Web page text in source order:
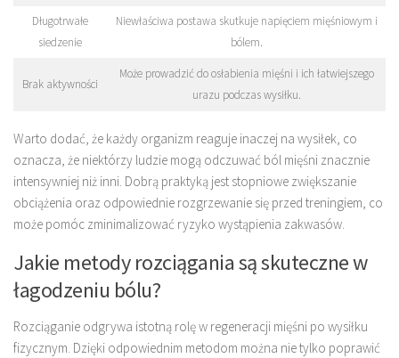
Długotrwałe
siedzenie
Niewłaściwa postawa skutkuje napięciem mięśniowym i
bólem.
Brak aktywności
Może prowadzić do osłabienia mięśni i ich łatwiejszego
urazu podczas wysiłku.
Warto dodać, że każdy organizm reaguje inaczej na wysiłek, co
oznacza, że niektórzy ludzie mogą odczuwać ból mięśni znacznie
intensywniej niż inni. Dobrą praktyką jest stopniowe zwiększanie
obciążenia oraz odpowiednie rozgrzewanie się przed treningiem, co
może pomóc zminimalizować ryzyko wystąpienia zakwasów.
Jakie metody rozciągania są skuteczne w
łagodzeniu bólu?
Rozciąganie odgrywa istotną rolę w regeneracji mięśni po wysiłku
fizycznym. Dzięki odpowiednim metodom można nie tylko poprawić